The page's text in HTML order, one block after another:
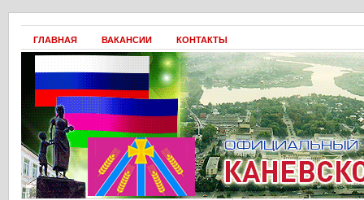
ГЛАВНАЯ ВАКАНСИИ КОНТАКТЫ